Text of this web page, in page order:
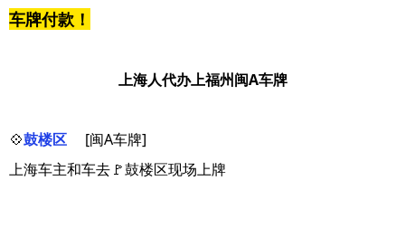
车牌付款！
上海人代办上福州闽A车牌
💠鼓楼区
[闽A车牌]
上海车主和车去🚩鼓楼区现场上牌